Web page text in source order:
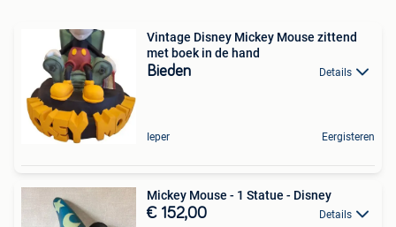
Vintage Disney Mickey Mouse zittend
met boek in de hand
Bieden Details
Ieper Eergisteren
Mickey Mouse - 1 Statue - Disney
€ 152,00 Details